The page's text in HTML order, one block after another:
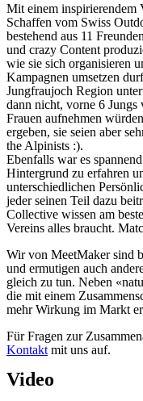
Mit einem inspirierendem
Schaffen vom Swiss
bestehend aus 11
und crazy Content
wie sie sich organisieren
Kampagnen umsetzen
Jungfraujoch Region
dann nicht, vorne 6 Jungs
Frauen aufnehmen
ergeben, sie seien aber
the Alpinists :).
Ebenfalls war es
Hintergrund zu erfahren
unterschiedlichen
jeder seinen Teil dazu
Collective wissen am
Vereins alles braucht.
Wir von MeetMaker sind
und ermutigen auch
gleich zu tun. Neben
die mit einem
mehr Wirkung im Markt
Für Fragen zur
Kontakt mit uns auf.
Video